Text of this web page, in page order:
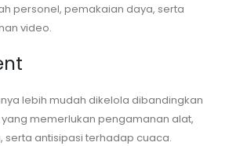
personel, pemakaian daya, serta
video.
lebih mudah dikelola dibandingkan
memerlukan pengamanan alat,
serta antisipasi terhadap cuaca.